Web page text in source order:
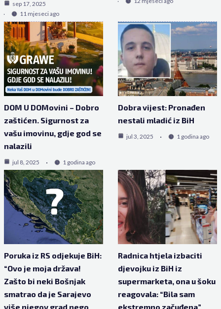
sep 17, 2025
11 mjeseci ago
DOM U DOMovini – Dobro
zaštićen. Sigurnost za
vašu imovinu, gdje god se
nalazili
jul 8, 2025 1 godina ago
Dobra vijest: Pronađen
nestali mladić iz BiH
jul 3, 2025 1 godina ago
Poruka iz RS odjekuje BiH:
“Ovo je moja država!
Zašto bi neki Bošnjak
smatrao da je Sarajevo
više njegov grad nego
Radnica htjela izbaciti
djevojku iz BiH iz
supermarketa, ona u šoku
reagovala: “Bila sam
ekstremno začuđena”